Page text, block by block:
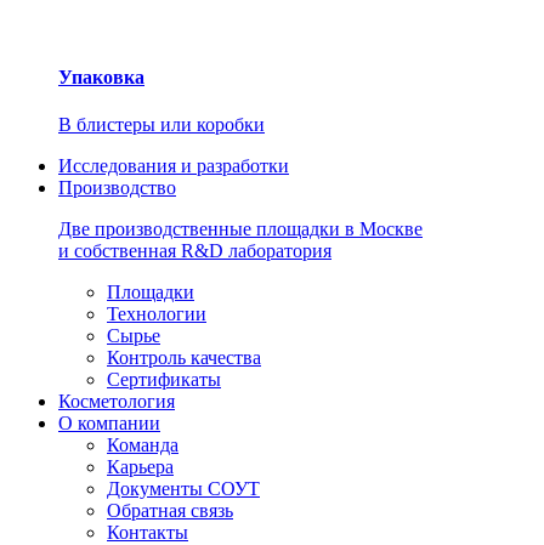
Упаковка
В блистеры или коробки
Исследования и разработки
Производство
Две производственные площадки в Москве
и собственная R&D лаборатория
Площадки
Технологии
Сырье
Контроль качества
Сертификаты
Косметология
О компании
Команда
Карьера
Документы СОУТ
Обратная связь
Контакты